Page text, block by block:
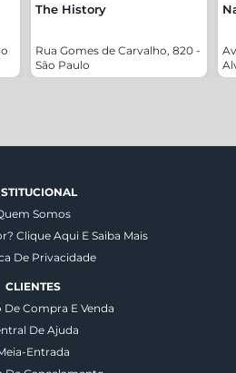
The History
Rua Gomes de Carvalho, 820 -
São Paulo
Somos
Clique Aqui E Saiba Mais
De Privacidade
CLIENTES
Compra E Venda
De Ajuda
Entrada